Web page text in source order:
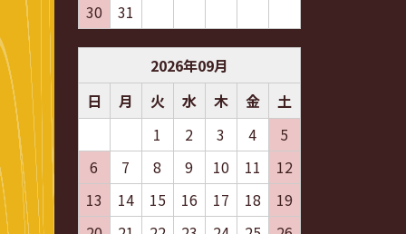
30
31
2026年09月
日
月 火 水 木 金
土
1
2 3 4
5
6
7 8 9 10 11
12
13
14 15 16 17 18
19